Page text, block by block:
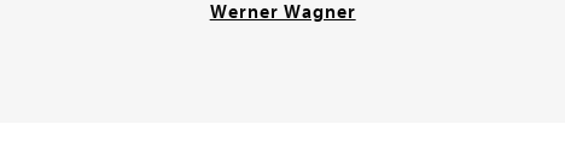
Werner Wagner